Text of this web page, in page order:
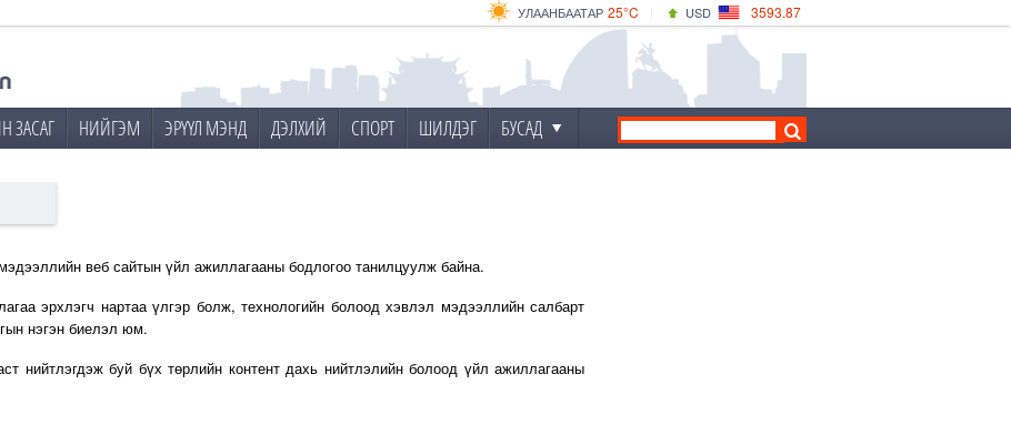
25°C
УЛААНБААТАР
30°C
ДАРХАН
25°C
ЭРДЭНЭТ
USD 3593.87
4141.04
ЗАСАГ НИЙГЭМ ЭРҮҮЛ МЭНД ДЭЛХИЙ СПОРТ ШИЛДЭГ БУСАД
веб сайтын үйл ажиллагааны бодлогоо танилцуулж байна.
эрхлэгч нартаа үлгэр болж, технологийн болоод хэвлэл мэдээллийн салбарт
нэгэн биелэл юм.
нийтлэгдэж буй бүх төрлийн контент дахь нийтлэлийн болоод үйл ажиллагааны